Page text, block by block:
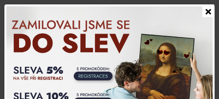
Slovensky
0,00 CZK
Produkty > Georges Seurat
×